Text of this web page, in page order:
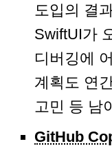
도입의 결
SwiftUI가
디버깅에
계획도 연
고민 등 남
GitHub